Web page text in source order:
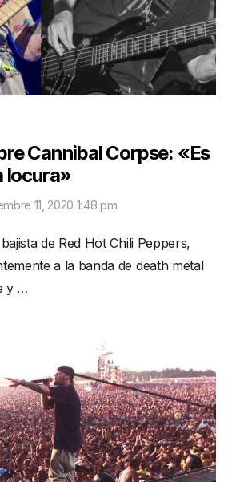
Cannibal Corpse: «Es
locura»
11, 2020 1:48 pm
de Red Hot Chili Peppers,
a la banda de death metal
y …